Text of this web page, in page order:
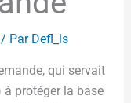
Par Defl_ls
qui servait
à protéger la base